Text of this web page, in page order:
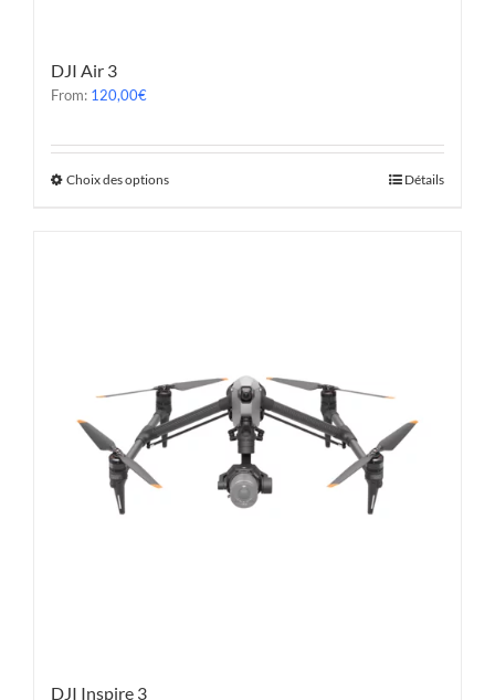
DJI Air 3
From: 120,00€
Choix des options Détails
DJI Inspire 3